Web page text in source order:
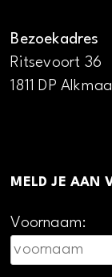
Bezoekadres
Ritsevoort 36
1811 DP
MELD JE AAN
Voornaam: